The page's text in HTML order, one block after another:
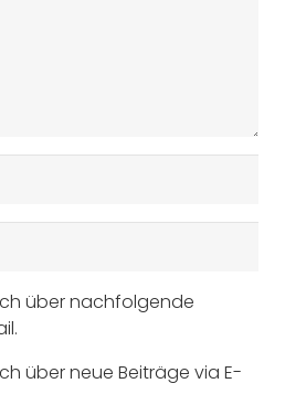
über nachfolgende
über neue Beiträge via E-